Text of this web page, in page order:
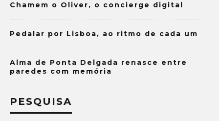
Chamem o Oliver, o concierge digital
Pedalar por Lisboa, ao ritmo de cada um
Alma de Ponta Delgada renasce entre
paredes com memória
PESQUISA